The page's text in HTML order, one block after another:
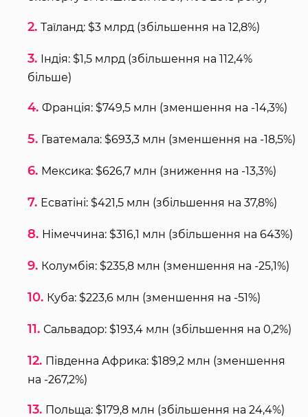
Таїланд: $3 млрд (збільшення на 12,8%)
Індія: $1,5 млрд (збільшення на 112,4%
більше)
Франція: $749,5 млн (зменшення на -14,3%)
Гватемала: $693,3 млн (зменшення на -18,5%)
Мексика: $626,7 млн (зниження на -13,3%)
Есватіні: $421,5 млн (збільшення на 37,8%)
Німеччина: $316,1 млн (збільшення на 643%)
Колумбія: $235,8 млн (зменшення на -25,1%)
Куба: $223,6 млн (зменшення на -51%)
Сальвадор: $193,4 млн (збільшення на 0,2%)
Південна Африка: $189,2 млн (зменшення
на -267,2%)
Польща: $179,8 млн (збільшення на 24,4%)